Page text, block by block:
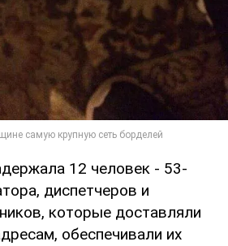
12 человек - 53-
диспетчеров и
которые доставляли
обеспечивали их